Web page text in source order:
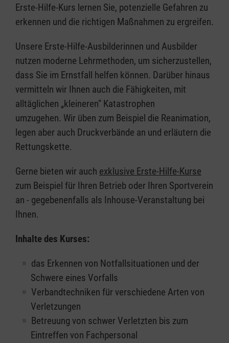
Erste-Hilfe-Kurs lernen Sie, potenzielle Gefahren zu
erkennen und die richtigen Maßnahmen zu ergreifen.
Unsere Erste-Hilfe-Ausbilderinnen und Ausbilder
nutzen moderne Lehrmethoden, um sicherzustellen,
dass Sie im Ernstfall helfen können. Darüber hinaus
vermitteln wir Ihnen auch die Fähigkeiten, mit
alltäglichen „kleineren” Katastrophen
umzugehen. Wir üben zum Beispiel die Reanimation,
legen aber auch Druckverbände an und erläutern die
Rettungskette.
Gerne bieten wir auch exklusive Erste-Hilfe-Kurse
zum Beispiel für Ihren Betrieb oder Ihren Sportverein
an - gegebenenfalls als Inhouse-Veranstaltung bei
Ihnen.
Inhalte des Kurses:
das Erkennen von Notfallsituationen und der
Schwere eines Vorfalls
Verbandtechniken für verschiedene Arten von
Verletzungen
Betreuung von schwer Verletzten bis zum
Eintreffen von Fachpersonal